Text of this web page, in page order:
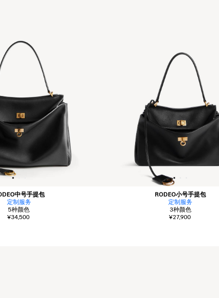
中号手提包
定制服务
5种颜色
¥34,500
RODEO小号手提包
定制服务
3种颜色
¥27,900